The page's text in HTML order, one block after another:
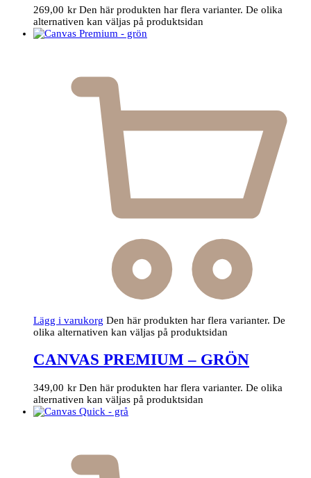
269,00 kr Den här produkten har flera varianter. De olika
alternativen kan väljas på produktsidan
Lägg i varukorg Den här produkten har flera varianter. De
olika alternativen kan väljas på produktsidan
CANVAS PREMIUM – GRÖN
349,00 kr Den här produkten har flera varianter. De olika
alternativen kan väljas på produktsidan